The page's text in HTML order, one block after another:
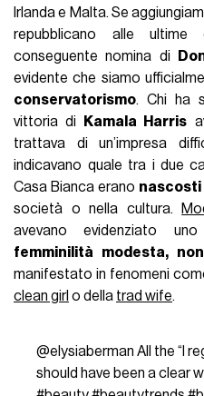
Irlanda e Malta. Se
repubblicano alle
conseguente nomina di
evidente che siamo
conservatorismo. Chi ha
vittoria di
Kamala Harris
trattava di un’impresa
indicavano quale tra i due
Casa Bianca erano nascosti
società o nella cultura.
avevano evidenziato
femminilità modesta,
manifestato in fenomeni
clean girl o della trad wife.
@elysiaberman All the “I
should have been a clear